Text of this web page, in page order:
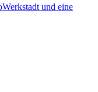
und eine